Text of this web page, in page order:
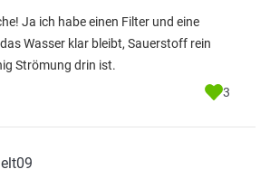
Ja ich habe einen Filter und eine
Wasser klar bleibt, Sauerstoff rein
Strömung drin ist.
3